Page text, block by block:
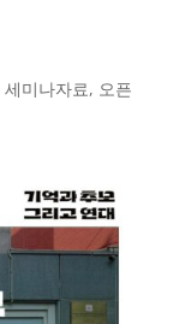
세미나자료, 오픈